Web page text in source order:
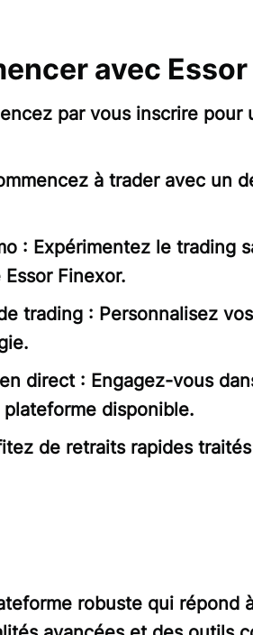
avec
par vous inscrire pour
à trader avec un
: Expérimentez le trading
Finexor.
trading : Personnalisez
direct : Engagez-vous
disponible.
de retraits rapides
robuste qui répond